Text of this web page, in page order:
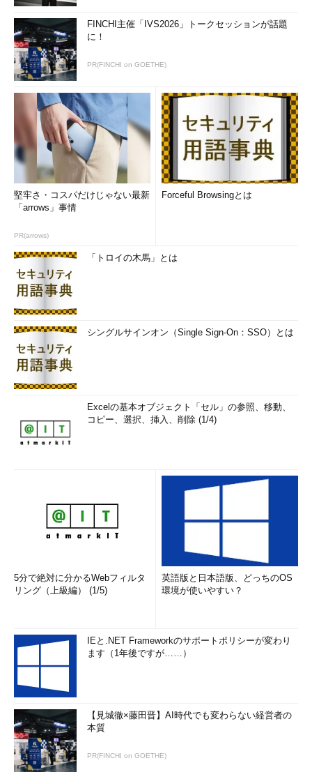
FINCHI主催「IVS2026」トークセッションが話題
に！
PR(FINCHI on GOETHE)
堅牢さ・コスパだけじゃない最新
「arrows」事情
PR(arrows)
Forceful Browsingとは
「トロイの木馬」とは
シングルサインオン（Single Sign-On：SSO）とは
Excelの基本オブジェクト「セル」の参照、移動、
コピー、選択、挿入、削除 (1/4)
5分で絶対に分かるWebフィルタ
リング（上級編） (1/5)
英語版と日本語版、どっちのOS
環境が使いやすい？
IEと.NET Frameworkのサポートポリシーが変わり
ます（1年後ですが……）
【見城徹×藤田晋】AI時代でも変わらない経営者の
本質
PR(FINCHI on GOETHE)